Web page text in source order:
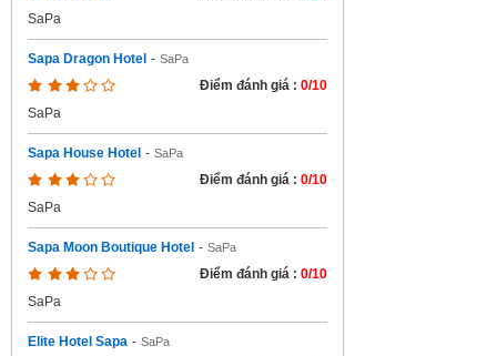
SaPa
Sapa Dragon Hotel - SaPa
Điểm đánh giá : 0/10
SaPa
Sapa House Hotel - SaPa
Điểm đánh giá : 0/10
SaPa
Sapa Moon Boutique Hotel - SaPa
Điểm đánh giá : 0/10
SaPa
Elite Hotel Sapa - SaPa